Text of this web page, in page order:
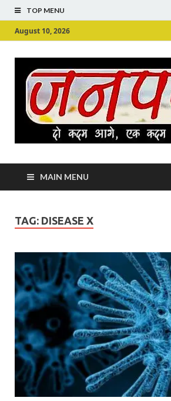
TOP MENU
August 10, 2026
MAIN MENU
TAG: DISEASE X